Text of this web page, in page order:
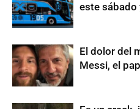
este sábado
El dolor del
Messi, el